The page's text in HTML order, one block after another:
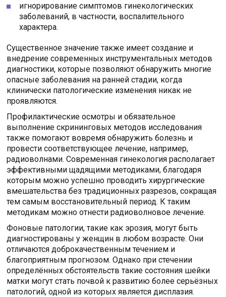
игнорирование симптомов гинекологических
заболеваний, в частности, воспалительного
характера.
Существенное значение также имеет создание и
внедрение современных инструментальных методов
диагностики, которые позволяют обнаружить многие
опасные заболевания на ранней стадии, когда
клинически патологические изменения никак не
проявляются.
Профилактические осмотры и обязательное
выполнение скрининговых методов исследования
также помогают вовремя обнаружить болезнь и
провести соответствующее лечение, например,
радиоволнами. Современная гинекология располагает
эффективными щадящими методиками, благодаря
которым можно успешно проводить хирургические
вмешательства без традиционных разрезов, сокращая
тем самым восстановительный период. К таким
методикам можно отнести радиоволновое лечение.
Фоновые патологии, такие как эрозия, могут быть
диагностированы у женщин в любом возрасте. Они
отличаются доброкачественным течением и
благоприятным прогнозом. Однако при стечении
определённых обстоятельств такие состояния шейки
матки могут стать почвой к развитию более серьёзных
патологий, одной из которых является дисплазия.